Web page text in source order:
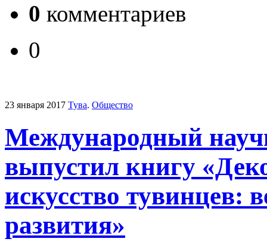
0 комментариев
0
23 января 2017 Тува. Общество
Международный
выпустил книгу
искусство тувинцев:
развития»